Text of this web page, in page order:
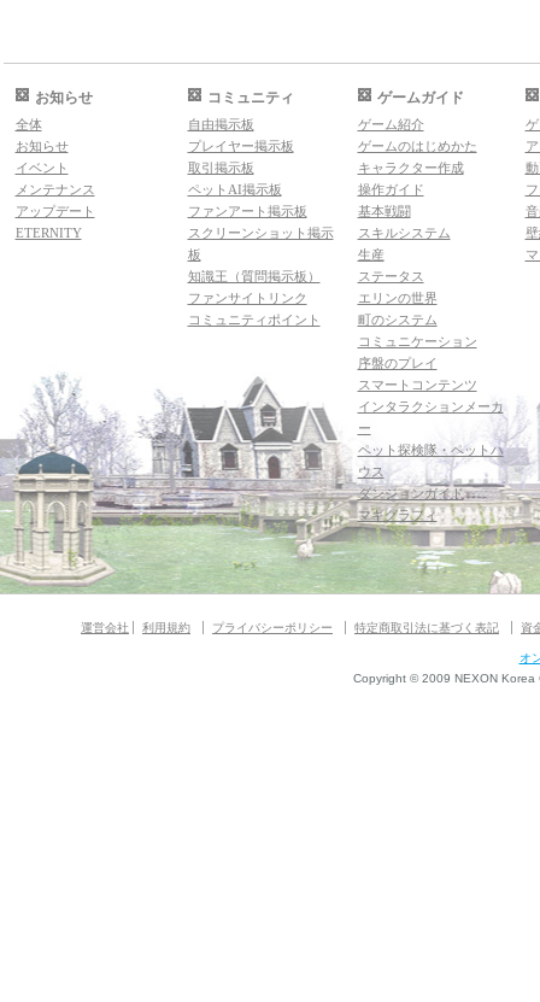
お知らせ
全体
お知らせ
イベント
メンテナンス
アップデート
ETERNITY
コミュニティ
自由掲示板
プレイヤー掲示板
取引掲示板
ペットAI掲示板
ファンアート掲示板
スクリーンショット掲示
板
知識王（質問掲示板）
ファンサイトリンク
コミュニティポイント
ゲームガイド
ゲーム紹介
ゲームのはじめかた
キャラクター作成
操作ガイド
基本戦闘
スキルシステム
生産
ステータス
エリンの世界
町のシステム
コミュニケーション
序盤のプレイ
スマートコンテンツ
インタラクションメーカ
ー
ペット探検隊・ペットハ
ウス
ダンジョンガイド
マギグラフィ
運営会社 利用規約 プライバシーポリシー 特定商取引法に基づく表記 資
オ
Copyright © 2009 NEXON Korea